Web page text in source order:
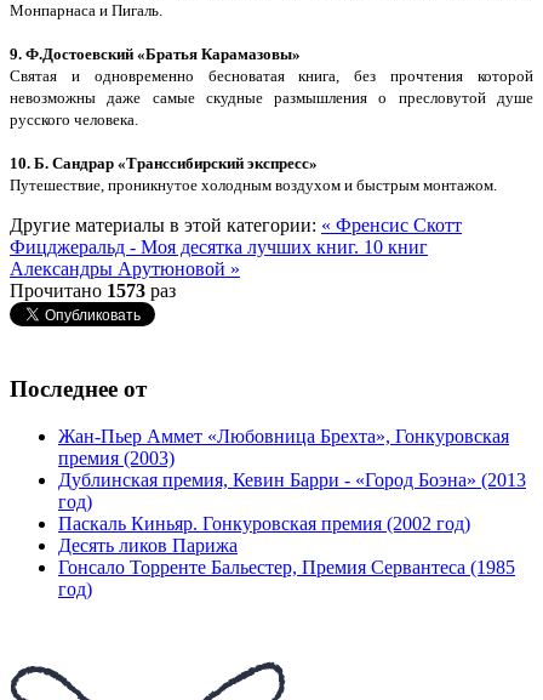
Монпарнаса и Пигаль.
9. Ф.Достоевский «Братья Карамазовы»
Святая и одновременно бесноватая книга, без прочтения которой
невозможны даже самые скудные размышления о пресловутой душе
русского человека.
10. Б. Сандрар «Транссибирский экспресс»
Путешествие, проникнутое холодным воздухом и быстрым монтажом.
Другие материалы в этой категории: « Френсис Скотт
Фицджеральд - Моя десятка лучших книг. 10 книг
Александры Арутюновой »
Прочитано 1573 раз
Последнее от
Жан-Пьер Аммет «Любовница Брехта», Гонкуровская
премия (2003)
Дублинская премия, Кевин Барри - «Город Боэна» (2013
год)
Паскаль Киньяр. Гонкуровская премия (2002 год)
Десять ликов Парижа
Гонсало Торренте Бальестер, Премия Сервантеса (1985
год)